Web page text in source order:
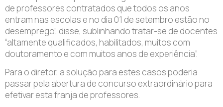
de professores contratados que todos os anos
entram nas escolas e no dia 01 de setembro estão no
desemprego”, disse, sublinhando tratar-se de docentes
“altamente qualificados, habilitados, muitos com
doutoramento e com muitos anos de experiência”.
Para o diretor, a solução para estes casos poderia
passar pela abertura de concurso extraordinário para
efetivar esta franja de professores.